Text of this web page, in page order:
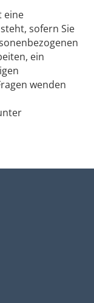
eine
sofern Sie
ein
wenden